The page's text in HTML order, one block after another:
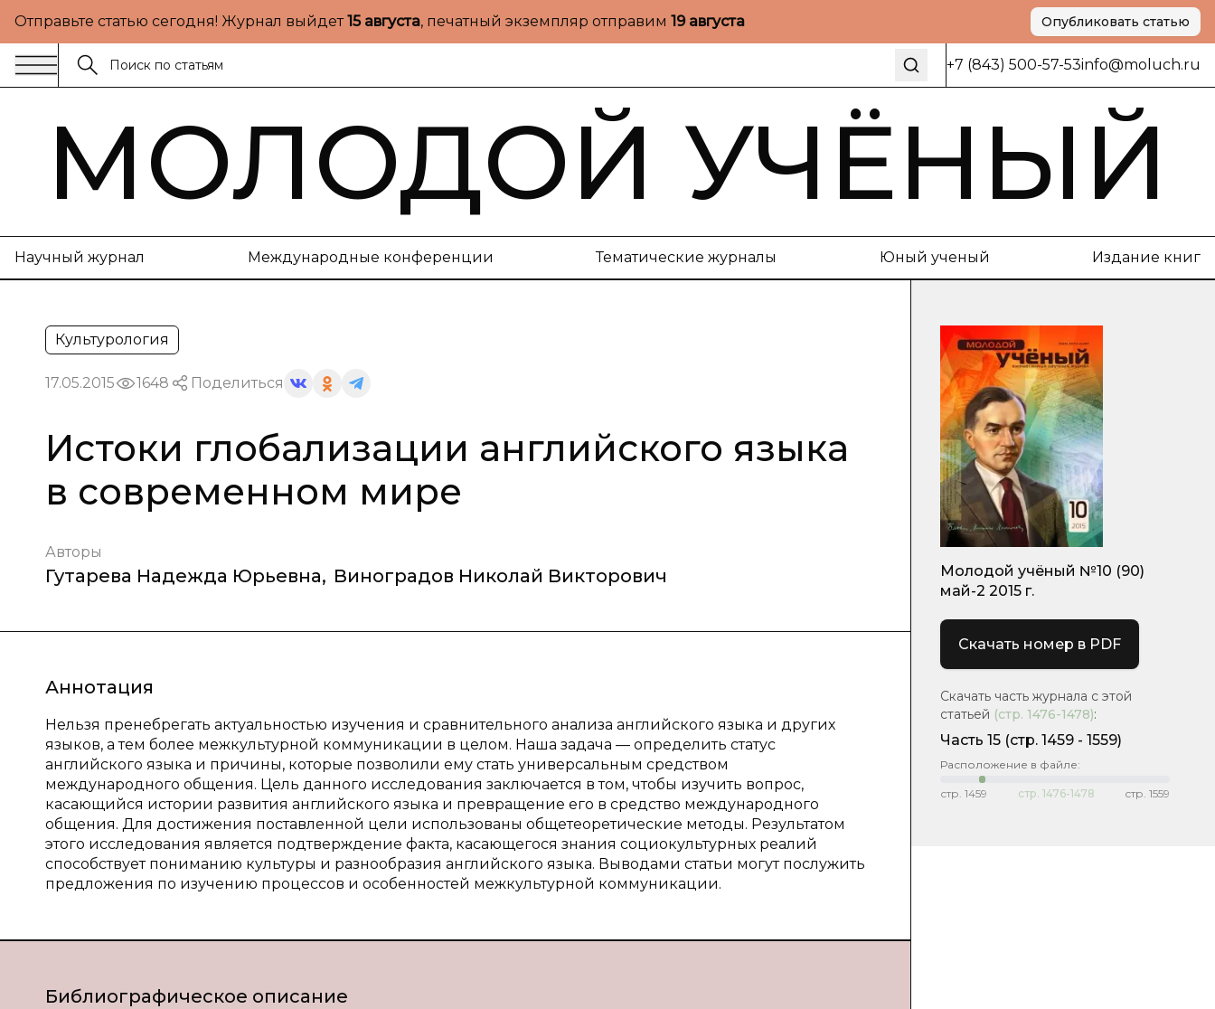
Отправьте статью сегодня! Журнал выйдет15 августа, печатный экземпляр отправим 19 августа Опубликовать статью
+7 (843) 500-57-53info@moluch.ru
МОЛОДОЙ УЧЁНЫЙ
Научный журнал Международные конференции Тематические журналы Юный ученый Издание книг
Культурология
17.05.2015 1648 Поделиться
Истоки глобализации английского языка
в современном мире
Авторы
Гутарева Надежда Юрьевна, Виноградов Николай Викторович
Аннотация
Нельзя пренебрегать актуальностью изучения и сравнительного анализа английского языка и других
языков, а тем более межкультурной коммуникации в целом. Наша задача — определить статус
английского языка и причины, которые позволили ему стать универсальным средством
международного общения. Цель данного исследования заключается в том, чтобы изучить вопрос,
касающийся истории развития английского языка и превращение его в средство международного
общения. Для достижения поставленной цели использованы общетеоретические методы. Результатом
этого исследования является подтверждение факта, касающегося знания социокультурных реалий
способствует пониманию культуры и разнообразия английского языка. Выводами статьи могут послужить
предложения по изучению процессов и особенностей межкультурной коммуникации.
Библиографическое описание
Молодой учёный №10 (90)
май-2 2015 г.
Скачать номер в PDF
Скачать часть журнала с этой
статьей (стр. 1476-1478):
Часть 15 (cтр. 1459 - 1559)
Расположение в файле:
стр. 1459 стр. 1476-1478 стр. 1559